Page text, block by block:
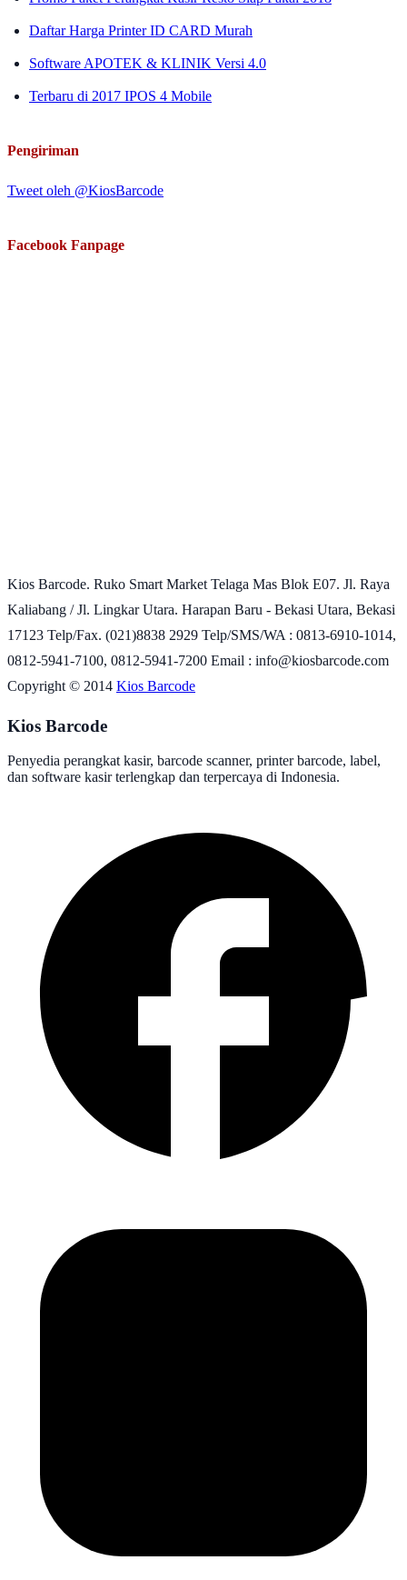
Daftar Harga Printer ID CARD Murah
Software APOTEK & KLINIK Versi 4.0
Terbaru di 2017 IPOS 4 Mobile
Pengiriman
Tweet oleh @KiosBarcode
Facebook Fanpage
Kios Barcode. Ruko Smart Market Telaga Mas Blok E07. Jl. Raya
Kaliabang / Jl. Lingkar Utara. Harapan Baru - Bekasi Utara, Bekasi
17123 Telp/Fax. (021)8838 2929 Telp/SMS/WA : 0813-6910-1014,
0812-5941-7100, 0812-5941-7200 Email : info@kiosbarcode.com
Copyright © 2014 Kios Barcode
Kios Barcode
Penyedia perangkat kasir, barcode scanner, printer barcode, label,
dan software kasir terlengkap dan terpercaya di Indonesia.